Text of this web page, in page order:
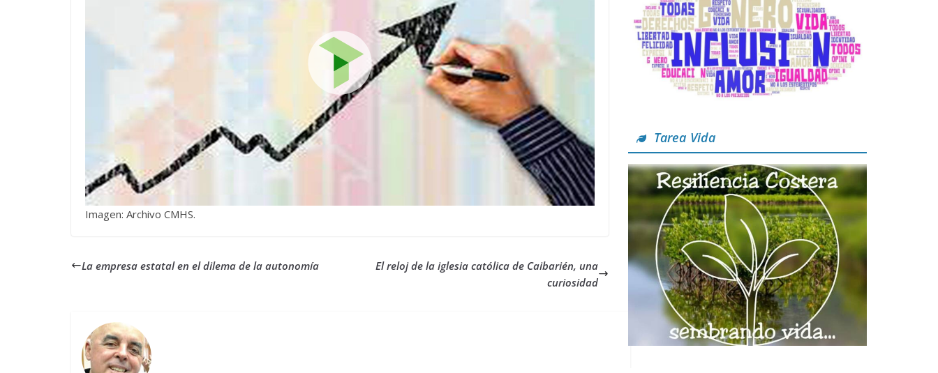
Imagen: Archivo CMHS.
La empresa estatal en el dilema de la autonomía
El reloj de la iglesia católica de Caibarién, una
curiosidad
Tarea Vida